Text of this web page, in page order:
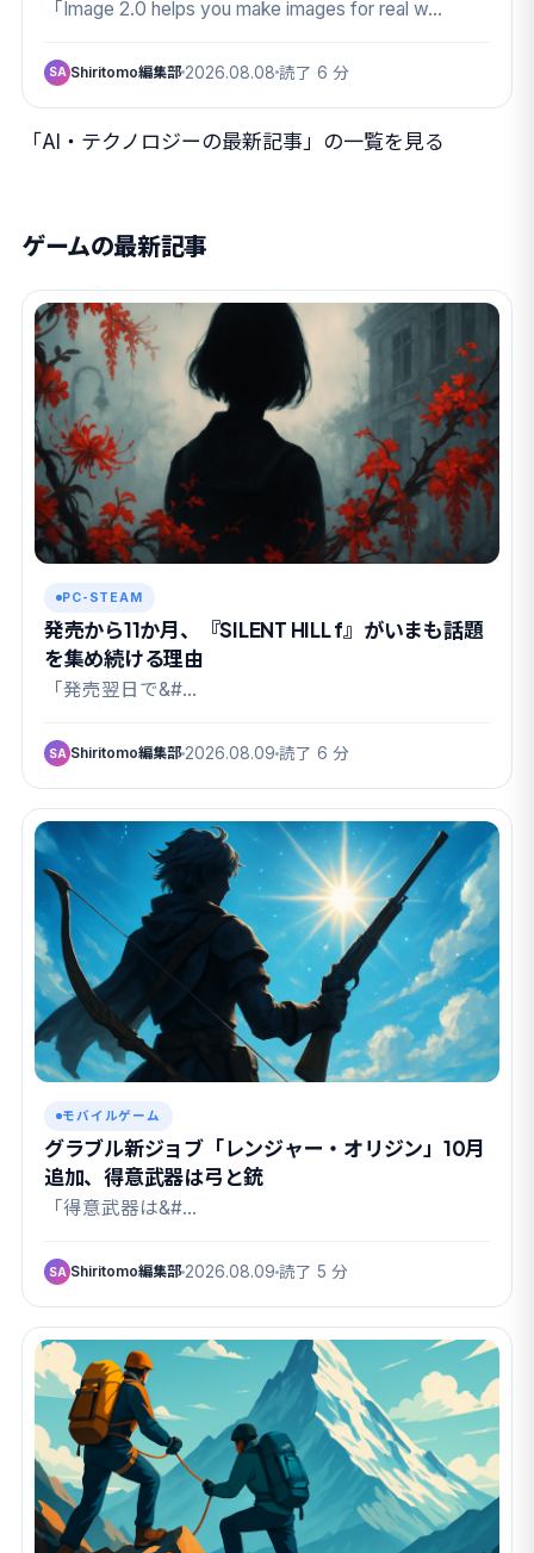
「Image 2.0 helps you make images for real w…
SA Shiritomo編集部 2026.08.08 読了 6 分
「AI・テクノロジーの最新記事」の一覧を見る
ゲームの最新記事
PC-STEAM
発売から11か月、『SILENT HILL f』がいまも話題
を集め続ける理由
「発売翌日で&#…
SA Shiritomo編集部 2026.08.09 読了 6 分
モバイルゲーム
グラブル新ジョブ「レンジャー・オリジン」10月
追加、得意武器は弓と銃
「得意武器は&#…
SA Shiritomo編集部 2026.08.09 読了 5 分